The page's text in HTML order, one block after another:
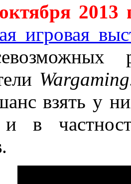
2013
игровая
взять у
и в
.